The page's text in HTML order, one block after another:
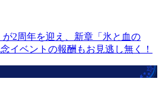
が2周年を迎え、新章「氷と血の
イベントの報酬もお見逃し無く！